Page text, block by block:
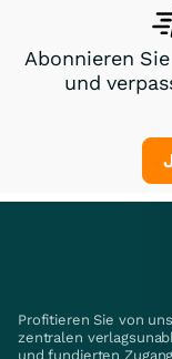
Abonnieren
und
Profitieren Sie von
zentralen
und fundierten